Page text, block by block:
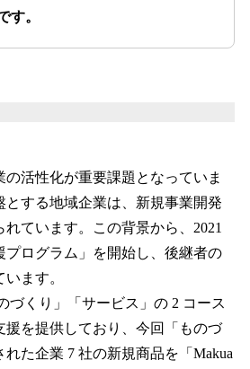
す。
活性化が重要課題となっていま
とする地域企業は、新規事業開発
ています。この背景から、2021
プログラム」を開始し、後継者の
ます。
づくり」「サービス」の 2 コース
援を提供しており、今回「ものづ
れた企業 7 社の新規商品を「Makua